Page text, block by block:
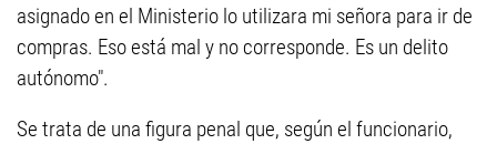
asignado en el Ministerio lo utilizara mi señora para ir de
compras. Eso está mal y no corresponde. Es un delito
autónomo".
Se trata de una figura penal que, según el funcionario,